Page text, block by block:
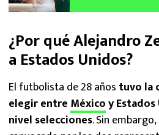
¿Por qué Alejandro
a Estados Unidos?
El futbolista de 28 años tuvo la
elegir entre Méxicoy
nivel selecciones. Sin